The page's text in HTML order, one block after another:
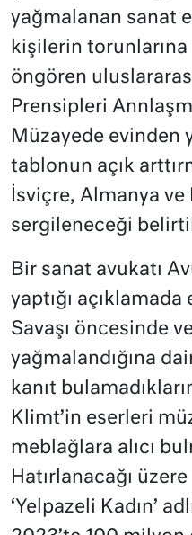
yağmalanan sanat
kişilerin
öngören
Prensipleri
Müzayede evinden
tablonun açık
İsviçre, Almanya ve
sergileneceği
Bir sanat avukatı
yaptığı
Savaşı öncesinde
yağmalandığına
kanıt
Klimt’in eserleri
meblağlara alıcı
Hatırlanacağı
‘Yelpazeli Kadın’